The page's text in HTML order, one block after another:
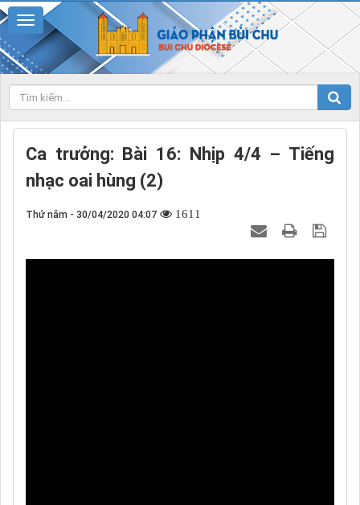
Ca trưởng: Bài 16: Nhịp 4/4 – Tiếng
nhạc oai hùng (2)
Thứ năm - 30/04/2020 04:07 1611